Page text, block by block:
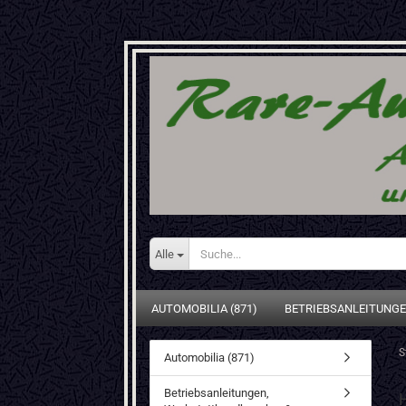
Alle
AUTOMOBILIA (871)
Automobilia (871)
Betriebsanleitungen,